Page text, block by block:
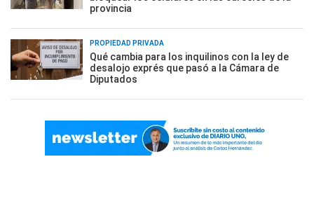
provincia
PROPIEDAD PRIVADA
Qué cambia para los inquilinos con la ley de
desalojo exprés que pasó a la Cámara de
Diputados